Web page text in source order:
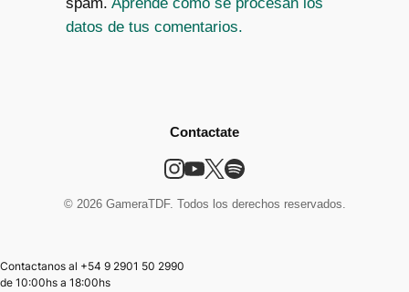
datos de tus comentarios.
Contactate
© 2026 GameraTDF. Todos los derechos reservados.
Contactanos al +54 9 2901 50 2990
de 10:00hs a 18:00hs